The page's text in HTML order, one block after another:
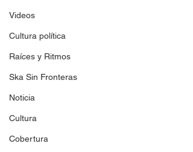
Videos
Cultura política
Raíces y Ritmos
Ska Sin Fronteras
Noticia
Cultura
Cobertura